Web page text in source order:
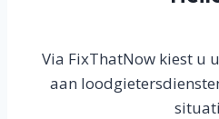
Via FixThatNow kiest u
aan